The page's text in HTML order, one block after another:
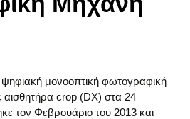
ψηφιακή μονοοπτική φωτογραφική
crop (DX) στα 24
τον Φεβρουάριο του 2013 και